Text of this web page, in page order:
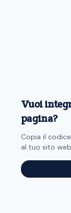
Vuoi
pagina?
Copia il
al tuo sito